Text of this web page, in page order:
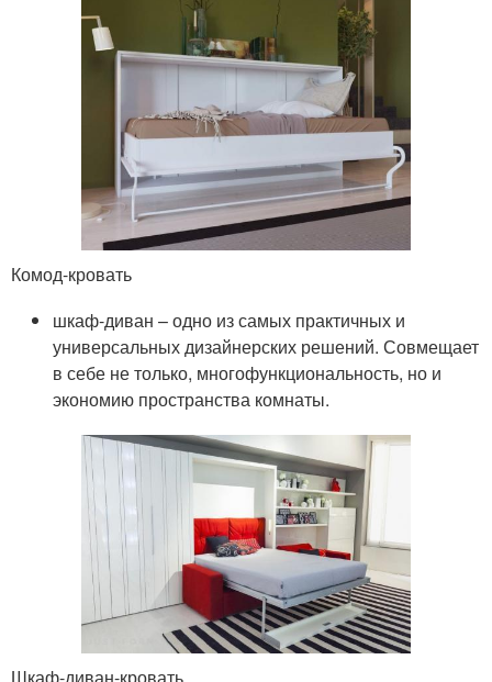
Комод-кровать
шкаф-диван – одно из самых практичных и
универсальных дизайнерских решений. Совмещает
в себе не только, многофункциональность, но и
экономию пространства комнаты.